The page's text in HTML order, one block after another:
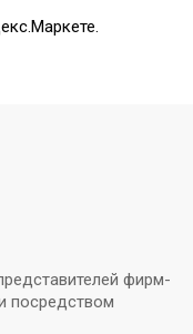
фирм-
посредством